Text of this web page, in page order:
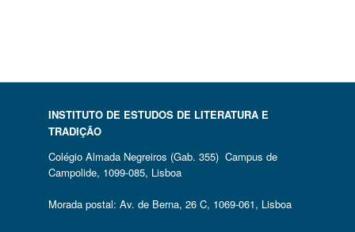
INSTITUTO DE ESTUDOS DE LITERATURA E
TRADIÇÃO
Colégio Almada Negreiros (Gab. 355) Campus de
Campolide, 1099-085, Lisboa
Morada postal: Av. de Berna, 26 C, 1069-061, Lisboa